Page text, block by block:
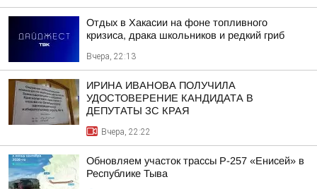
Отдых в Хакасии на фоне топливного
кризиса, драка школьников и редкий гриб
Вчера, 22:13
ИРИНА ИВАНОВА ПОЛУЧИЛА
УДОСТОВЕРЕНИЕ КАНДИДАТА В
ДЕПУТАТЫ ЗС КРАЯ
Вчера, 22:22
Обновляем участок трассы Р-257 «Енисей» в
Республике Тыва